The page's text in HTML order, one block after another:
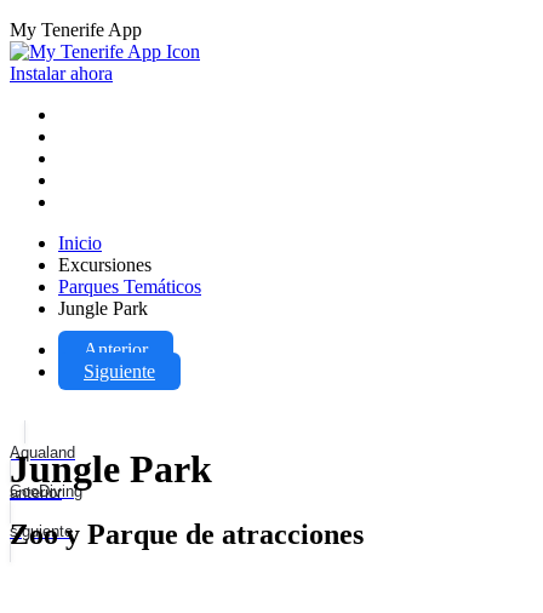
My Tenerife App
Instalar ahora
Inicio
Excursiones
Parques Temáticos
Jungle Park
Anterior
Siguiente
Aqualand
anterior
GooDiving
siguiente
Jungle Park
Zoo y Parque de atracciones